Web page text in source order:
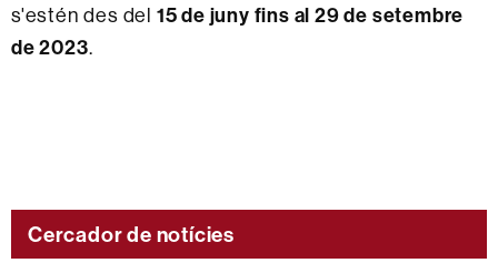
s'estén des del 15 de juny fins al 29 de setembre
de 2023.
Cercador de notícies